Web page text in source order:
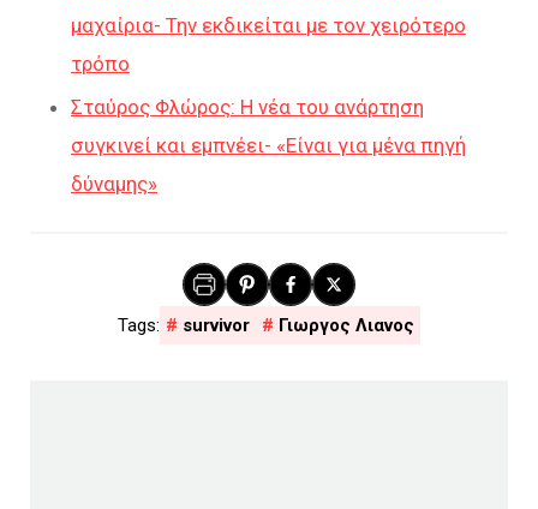
μαχαίρια- Την εκδικείται με τον χειρότερο
τρόπο
Σταύρος Φλώρος: Η νέα του ανάρτηση
συγκινεί και εμπνέει- «Είναι για μένα πηγή
δύναμης»
survivor Γιωργος Λιανος